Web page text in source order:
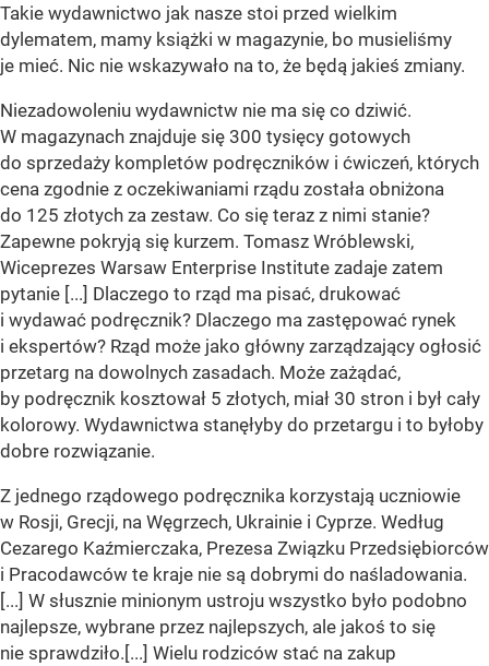
Takie wydawnictwo jak nasze stoi przed wielkim
dylematem, mamy książki w magazynie, bo musieliśmy
je mieć. Nic nie wskazywało na to, że będą jakieś zmiany.
Niezadowoleniu wydawnictw nie ma się co dziwić.
W magazynach znajduje się 300 tysięcy gotowych
do sprzedaży kompletów podręczników i ćwiczeń, których
cena zgodnie z oczekiwaniami rządu została obniżona
do 125 złotych za zestaw. Co się teraz z nimi stanie?
Zapewne pokryją się kurzem. Tomasz Wróblewski,
Wiceprezes Warsaw Enterprise Institute zadaje zatem
pytanie [...] Dlaczego to rząd ma pisać, drukować
i wydawać podręcznik? Dlaczego ma zastępować rynek
i ekspertów? Rząd może jako główny zarządzający ogłosić
przetarg na dowolnych zasadach. Może zażądać,
by podręcznik kosztował 5 złotych, miał 30 stron i był cały
kolorowy. Wydawnictwa stanęłyby do przetargu i to byłoby
dobre rozwiązanie.
Z jednego rządowego podręcznika korzystają uczniowie
w Rosji, Grecji, na Węgrzech, Ukrainie i Cyprze. Według
Cezarego Kaźmierczaka, Prezesa Związku Przedsiębiorców
i Pracodawców te kraje nie są dobrymi do naśladowania.
[...] W słusznie minionym ustroju wszystko było podobno
najlepsze, wybrane przez najlepszych, ale jakoś to się
nie sprawdziło.[...] Wielu rodziców stać na zakup